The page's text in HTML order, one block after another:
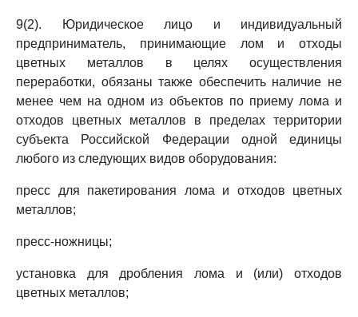
9(2). Юридическое лицо и индивидуальный
предприниматель, принимающие лом и отходы
цветных металлов в целях осуществления
переработки, обязаны также обеспечить наличие не
менее чем на одном из объектов по приему лома и
отходов цветных металлов в пределах территории
субъекта Российской Федерации одной единицы
любого из следующих видов оборудования:
пресс для пакетирования лома и отходов цветных
металлов;
пресс-ножницы;
установка для дробления лома и (или) отходов
цветных металлов;